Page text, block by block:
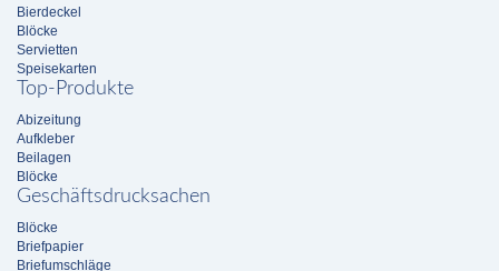
Bierdeckel
Blöcke
Servietten
Speisekarten
Top-Produkte
Abizeitung
Aufkleber
Beilagen
Blöcke
Geschäftsdrucksachen
Blöcke
Briefpapier
Briefumschläge